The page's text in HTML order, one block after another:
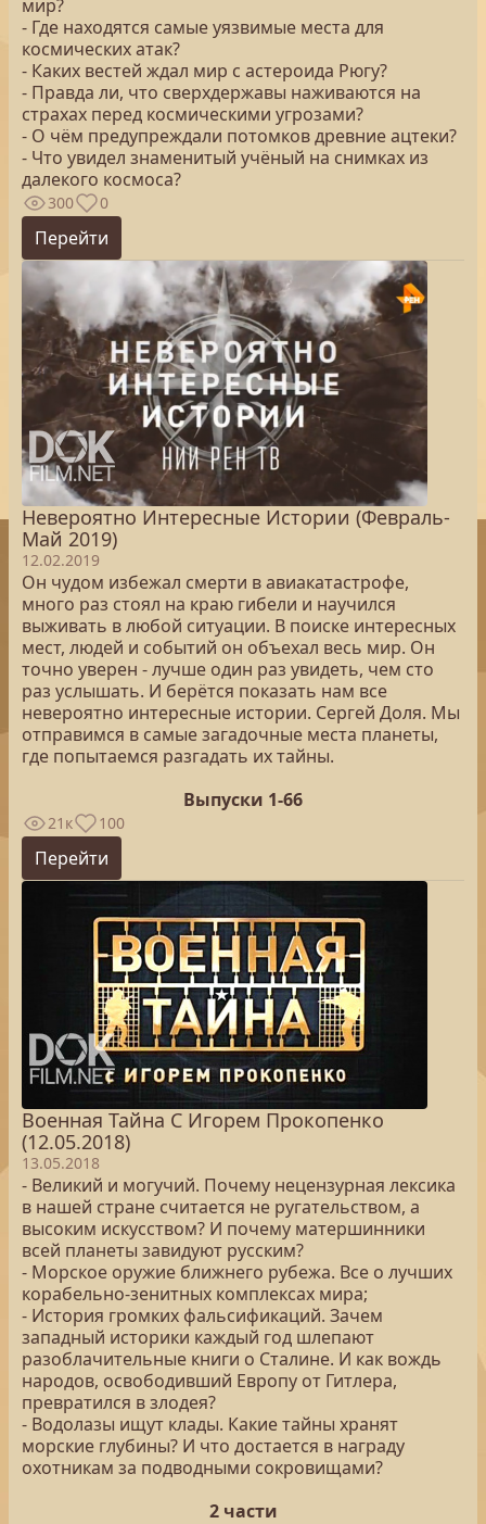
мир?
- Где находятся самые уязвимые места для
космических атак?
- Каких вестей ждал мир с астероида Рюгу?
- Правда ли, что сверхдержавы наживаются на
страхах перед космическими угрозами?
- О чём предупреждали потомков древние ацтеки?
- Что увидел знаменитый учёный на снимках из
далекого космоса?
300 0
Перейти
Невероятно Интересные Истории (Февраль-
Май 2019)
12.02.2019
Он чудом избежал смерти в авиакатастрофе,
много раз стоял на краю гибели и научился
выживать в любой ситуации. В поиске интересных
мест, людей и событий он объехал весь мир. Он
точно уверен - лучше один раз увидеть, чем сто
раз услышать. И берётся показать нам все
невероятно интересные истории. Сергей Доля. Мы
отправимся в самые загадочные места планеты,
где попытаемся разгадать их тайны.
Выпуски 1-66
21к 100
Перейти
Военная Тайна С Игорем Прокопенко
(12.05.2018)
13.05.2018
- Великий и могучий. Почему нецензурная лексика
в нашей стране считается не ругательством, а
высоким искусством? И почему матершинники
всей планеты завидуют русским?
- Морское оружие ближнего рубежа. Все о лучших
корабельно-зенитных комплексах мира;
- История громких фальсификаций. Зачем
западный историки каждый год шлепают
разоблачительные книги о Сталине. И как вождь
народов, освободивший Европу от Гитлера,
превратился в злодея?
- Водолазы ищут клады. Какие тайны хранят
морские глубины? И что достается в награду
охотникам за подводными сокровищами?
2 части